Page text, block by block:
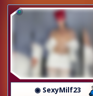
◉ SexyMilf23